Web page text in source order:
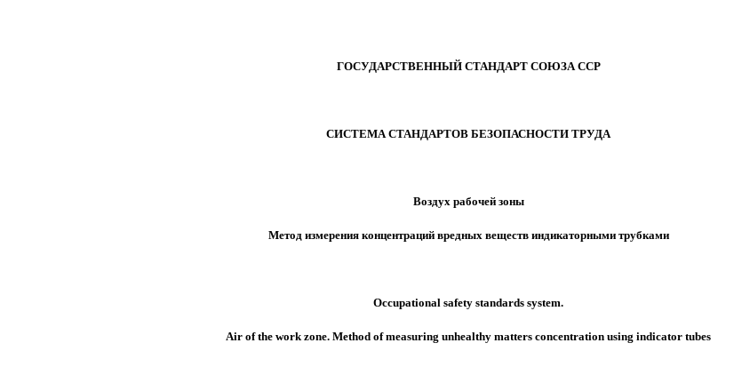
ГОСУДАРСТВЕННЫЙ СТАНДАРТ СОЮЗА ССР
СИСТЕМА СТАНДАРТОВ БЕЗОПАСНОСТИ ТРУДА
Воздух рабочей зоны
Метод измерения концентраций вредных веществ индикаторными трубками
Occupational safety standards system.
Air of the work zone. Method of measuring unhealthy matters concentration using indicator tubes